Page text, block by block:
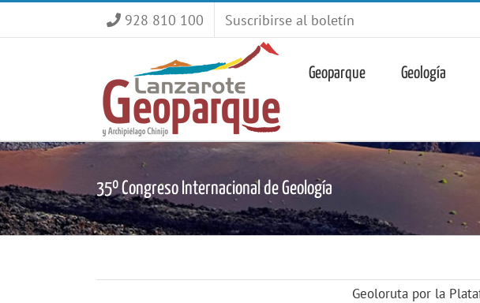
928 810 100 Suscribirse al boletín
Geoparque Geología
35º Congreso Internacional de Geología
Geoloruta por la